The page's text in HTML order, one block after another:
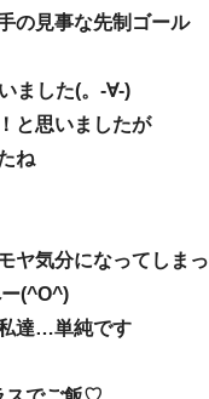
の見事な先制ゴール
ました(。-∀-)
と思いましたが
ね
ヤ気分になってしまっ
(^O^)
達…単純です